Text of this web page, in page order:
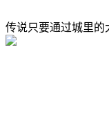
传说只要通过城里的